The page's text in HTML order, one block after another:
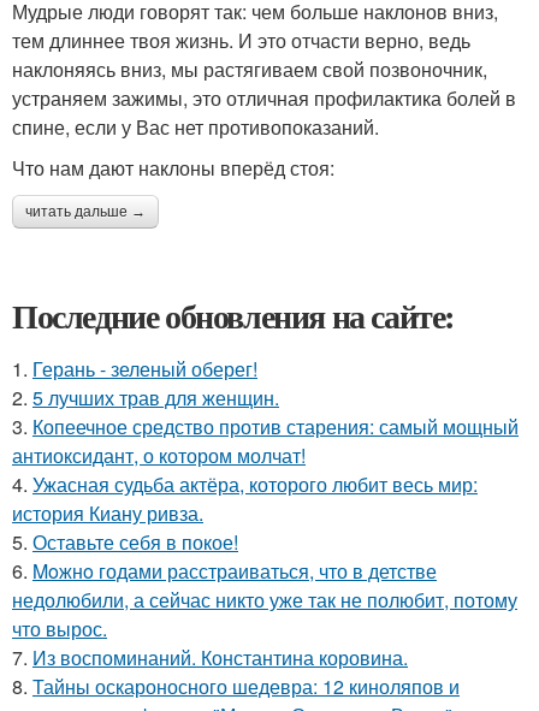
Мудрые люди говорят так: чем больше наклонов вниз,
тем длиннее твоя жизнь. И это отчасти верно, ведь
наклоняясь вниз, мы растягиваем свой позвоночник,
устраняем зажимы, это отличная профилактика болей в
спине, если у Вас нет противопоказаний.
Что нам дают наклоны вперёд стоя:
читать дальше →
Последние обновления на сайте:
1. Герань - зеленый оберег!
2. 5 лучших трав для женщин.
3. Копеечное средство против старения: самый мощный
антиоксидант, о котором молчат!
4. Ужасная судьба актёра, которого любит весь мир:
история Киану ривза.
5. Оставьте себя в покое!
6. Moжнo годами расстраиваться, что в детстве
недолюбили, а сейчас никто уже так не полюбит, потому
что вырос.
7. Из воспоминаний. Константина коровина.
8. Тайны оскароносного шедевра: 12 киноляпов и